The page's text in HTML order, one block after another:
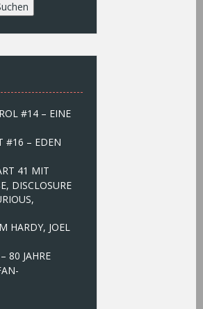
#14 – EINE
#16 – EDEN
41 MIT
DISCLOSURE
HARDY, JOEL
80 JAHRE